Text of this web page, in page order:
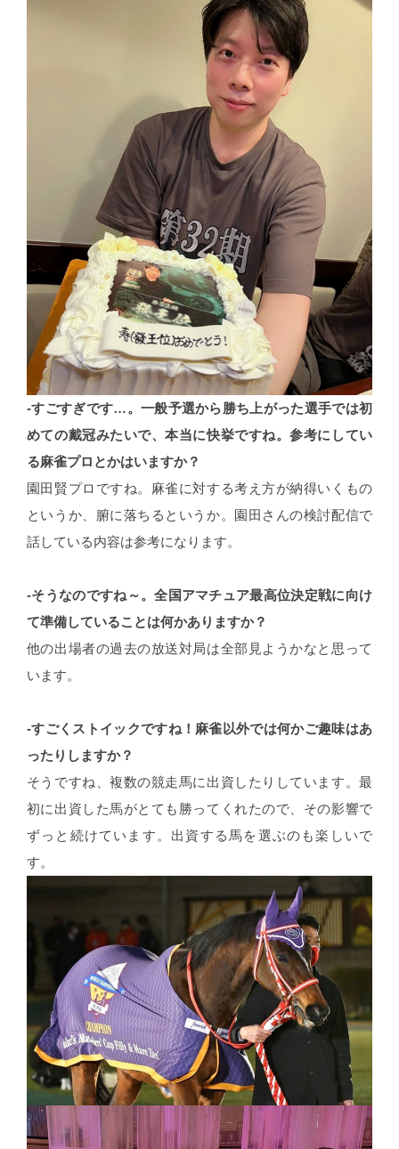
-すごすぎです…。一般予選から勝ち上がった選手では初
めての戴冠みたいで、本当に快挙ですね。参考にしてい
る麻雀プロとかはいますか？
園田賢プロですね。麻雀に対する考え方が納得いくもの
というか、腑に落ちるというか。園田さんの検討配信で
話している内容は参考になります。
-そうなのですね～。全国アマチュア最高位決定戦に向け
て準備していることは何かありますか？
他の出場者の過去の放送対局は全部見ようかなと思って
います。
-すごくストイックですね！麻雀以外では何かご趣味はあ
ったりしますか？
そうですね、複数の競走馬に出資したりしています。最
初に出資した馬がとても勝ってくれたので、その影響で
ずっと続けています。出資する馬を選ぶのも楽しいで
す。